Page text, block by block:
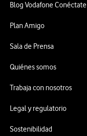
Blog Vodafone Conéctate
Plan Amigo
Sala de Prensa
Quiénes somos
Trabaja con nosotros
Legal y regulatorio
Sostenibilidad